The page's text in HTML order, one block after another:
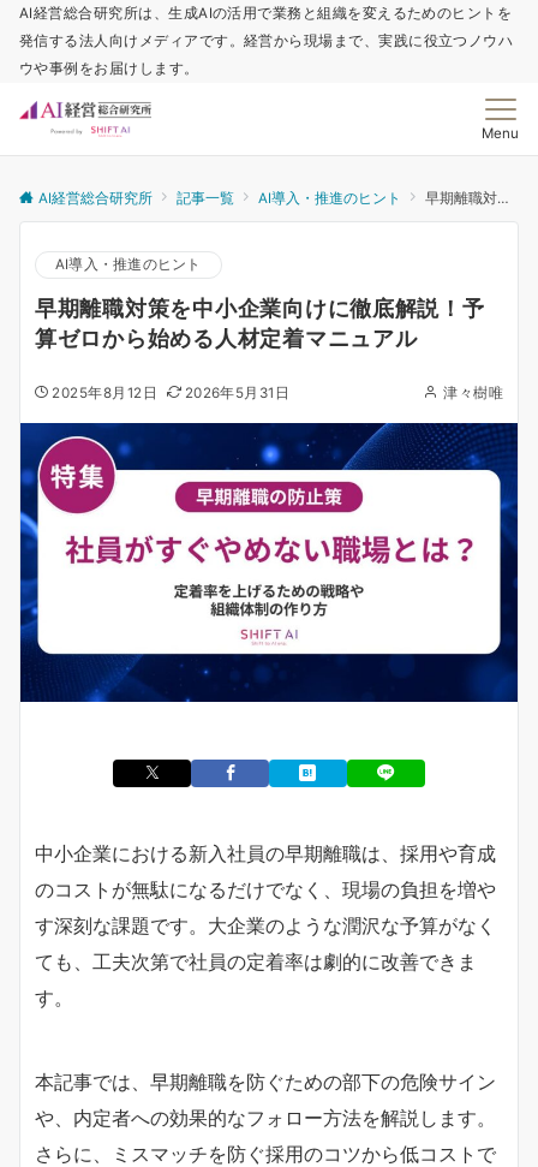
AI経営総合研究所は、生成AIの活用で業務と組織を変えるためのヒントを
発信する法人向けメディアです。経営から現場まで、実践に役立つノウハ
ウや事例をお届けします。
Menu
AI経営総合研究所 記事一覧 AI導入・推進のヒント 早期離職対策を中小企業向けに徹底解説！予算ゼロから始める人材定着マニュアル
AI導入・推進のヒント
早期離職対策を中小企業向けに徹底解説！予
算ゼロから始める人材定着マニュアル
2025年8月12日 2026年5月31日 津々樹唯
中小企業における新入社員の早期離職は、採用や育成
のコストが無駄になるだけでなく、現場の負担を増や
す深刻な課題です。大企業のような潤沢な予算がなく
ても、工夫次第で社員の定着率は劇的に改善できま
す。
本記事では、早期離職を防ぐための部下の危険サイン
や、内定者への効果的なフォロー方法を解説します。
さらに、ミスマッチを防ぐ採用のコツから低コストで